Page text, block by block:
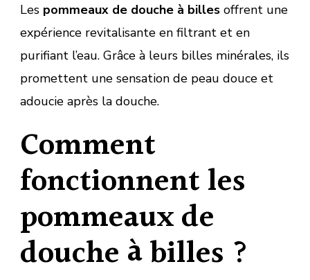
Les pommeaux de douche à billes offrent une
expérience revitalisante en filtrant et en
purifiant l’eau. Grâce à leurs billes minérales, ils
promettent une sensation de peau douce et
adoucie après la douche.
Comment
fonctionnent les
pommeaux de
douche à billes ?